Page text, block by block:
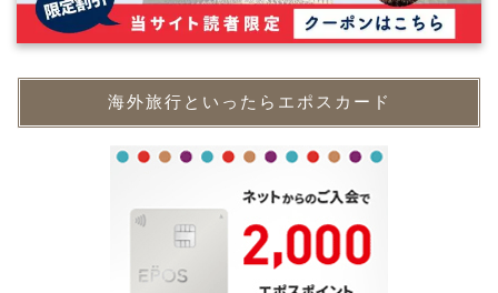
海外旅行といったらエポスカード